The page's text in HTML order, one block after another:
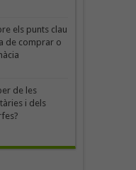
els punts clau
de comprar o
de les
i dels